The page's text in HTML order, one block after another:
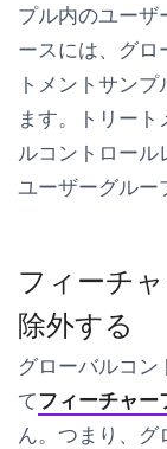
プル内のユー
ースには、グロ
トメントサン
ます。トリー
ルコントロール
ユーザーグルー
フィーチ
除外する
グローバルコ
てフィーチャー
ん。つまり、